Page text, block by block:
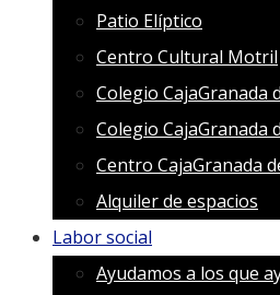
Patio Elíptico
Centro Cultural Motril
Colegio CajaGranada
Colegio CajaGranada
Centro CajaGranada
Alquiler de espacios
Labor social
Ayudamos a los que